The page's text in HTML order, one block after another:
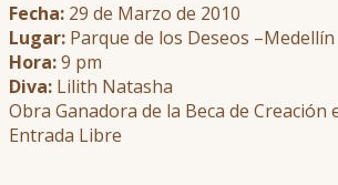
Fecha: 29 de Marzo de 2010
Lugar: Parque de los Deseos –Medellín
Hora:9 pm
Diva: Lilith Natasha
Obra Ganadora de la Beca de Creación
Entrada Libre